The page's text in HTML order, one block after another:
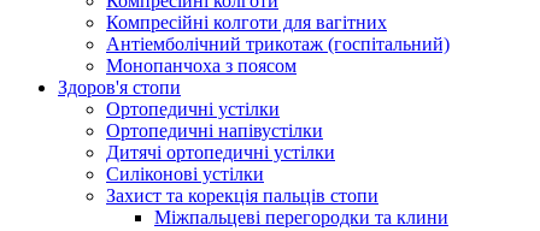
Компресійні колготи для вагітних
Антіемболічний трикотаж (госпітальний)
Монопанчоха з поясом
Здоров'я стопи
Ортопедичні устілки
Ортопедичні напівустілки
Дитячі ортопедичні устілки
Силіконові устілки
Захист та корекція пальців стопи
Міжпальцеві перегородки та клини